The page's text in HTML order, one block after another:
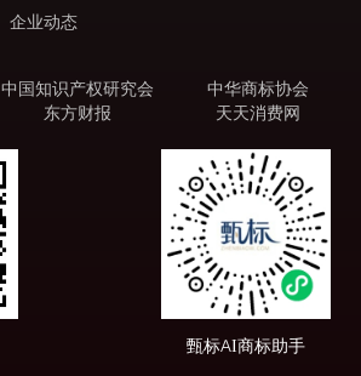
企业动态
中国知识产权研究会
中华商标协会
东方财报 天天消费网
甄标AI商标助手